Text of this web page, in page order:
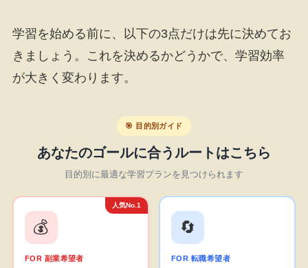
学習を始める前に、以下の3点だけは先に決めてお
きましょう。これを決めるかどうかで、学習効率
が大きく変わります。
🎯 目的別ガイド
あなたのゴールに合うルートはこちら
目的別に最適な学習プランを見つけられます
人気No.1
💰
FOR 副業希望者
🔄
FOR 転職希望者